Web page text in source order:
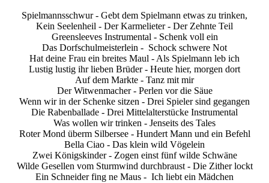
Spielmannsschwur - Gebt dem Spielmann etwas zu trinken,
Kein Seelenheil - Der Karmelieter - Der Zehnte Teil
Greensleeves Instrumental - Schenk voll ein
Das Dorfschulmeisterlein - Schock schwere Not
Hat deine Frau ein breites Maul - Als Spielmann leb ich
Lustig lustig ihr lieben Brüder - Heute hier, morgen dort
Auf dem Markte - Tanz mit mir
Der Witwenmacher - Perlen vor die Säue
Wenn wir in der Schenke sitzen - Drei Spieler sind gegangen
Die Rabenballade - Drei Mittelalterstücke Instrumental
Was wollen wir trinken - Jenseits des Tales
Roter Mond überm Silbersee - Hundert Mann und ein Befehl
Bella Ciao - Das klein wild Vögelein
Zwei Königskinder - Zogen einst fünf wilde Schwäne
Wilde Gesellen vom Sturmwind durchbraust - Die Zither lockt
Ein Schneider fing ne Maus - Ich liebt ein Mädchen